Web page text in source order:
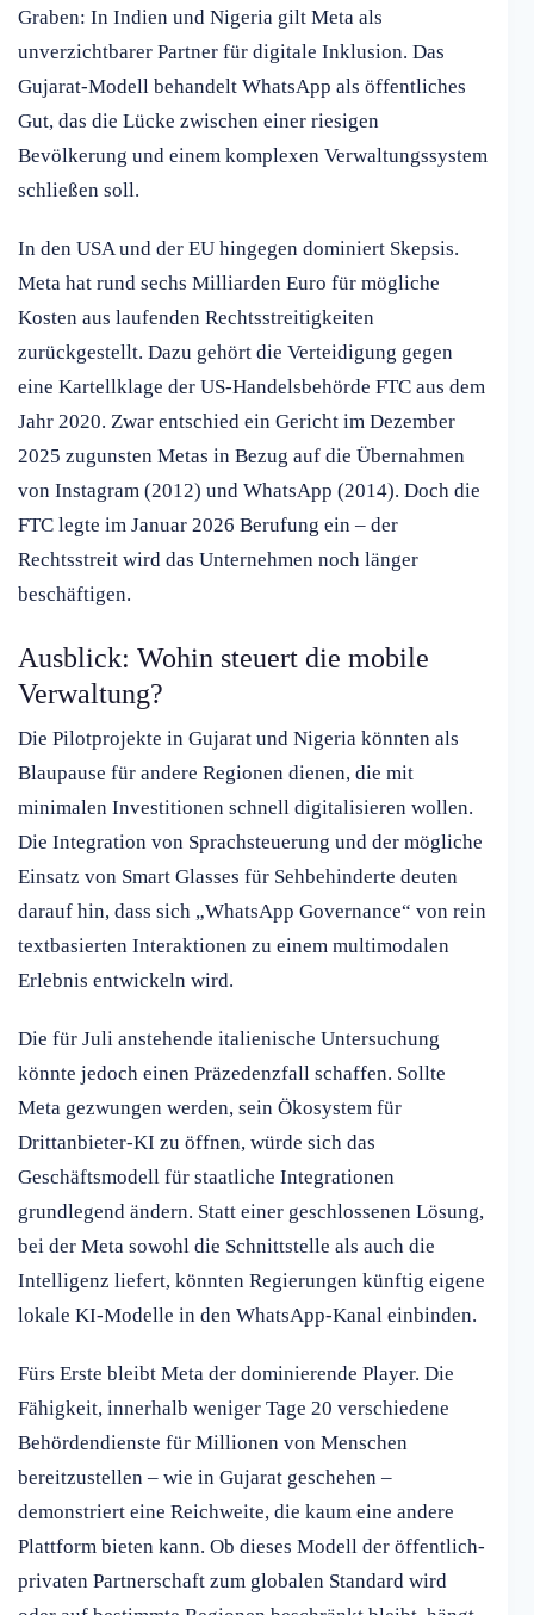
Graben: In Indien und Nigeria gilt Meta als
unverzichtbarer Partner für digitale Inklusion. Das
Gujarat-Modell behandelt WhatsApp als öffentliches
Gut, das die Lücke zwischen einer riesigen
Bevölkerung und einem komplexen Verwaltungssystem
schließen soll.
In den USA und der EU hingegen dominiert Skepsis.
Meta hat rund sechs Milliarden Euro für mögliche
Kosten aus laufenden Rechtsstreitigkeiten
zurückgestellt. Dazu gehört die Verteidigung gegen
eine Kartellklage der US-Handelsbehörde FTC aus dem
Jahr 2020. Zwar entschied ein Gericht im Dezember
2025 zugunsten Metas in Bezug auf die Übernahmen
von Instagram (2012) und WhatsApp (2014). Doch die
FTC legte im Januar 2026 Berufung ein – der
Rechtsstreit wird das Unternehmen noch länger
beschäftigen.
Ausblick: Wohin steuert die mobile
Verwaltung?
Die Pilotprojekte in Gujarat und Nigeria könnten als
Blaupause für andere Regionen dienen, die mit
minimalen Investitionen schnell digitalisieren wollen.
Die Integration von Sprachsteuerung und der mögliche
Einsatz von Smart Glasses für Sehbehinderte deuten
darauf hin, dass sich „WhatsApp Governance“ von rein
textbasierten Interaktionen zu einem multimodalen
Erlebnis entwickeln wird.
Die für Juli anstehende italienische Untersuchung
könnte jedoch einen Präzedenzfall schaffen. Sollte
Meta gezwungen werden, sein Ökosystem für
Drittanbieter-KI zu öffnen, würde sich das
Geschäftsmodell für staatliche Integrationen
grundlegend ändern. Statt einer geschlossenen Lösung,
bei der Meta sowohl die Schnittstelle als auch die
Intelligenz liefert, könnten Regierungen künftig eigene
lokale KI-Modelle in den WhatsApp-Kanal einbinden.
Fürs Erste bleibt Meta der dominierende Player. Die
Fähigkeit, innerhalb weniger Tage 20 verschiedene
Behördendienste für Millionen von Menschen
bereitzustellen – wie in Gujarat geschehen –
demonstriert eine Reichweite, die kaum eine andere
Plattform bieten kann. Ob dieses Modell der öffentlich-
privaten Partnerschaft zum globalen Standard wird